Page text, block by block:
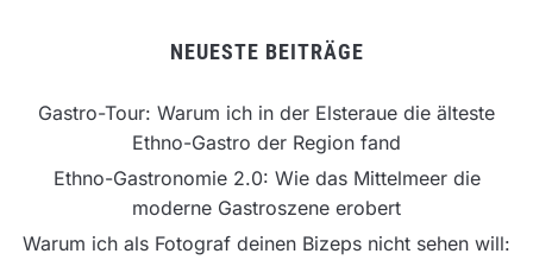
NEUESTE BEITRÄGE
Gastro-Tour: Warum ich in der Elsteraue die älteste
Ethno-Gastro der Region fand
Ethno-Gastronomie 2.0: Wie das Mittelmeer die
moderne Gastroszene erobert
Warum ich als Fotograf deinen Bizeps nicht sehen will: